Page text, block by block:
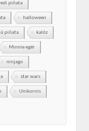
piñata
halloween
piñata kalóz
Minnie egér
ninjago
star wars
Unikornis